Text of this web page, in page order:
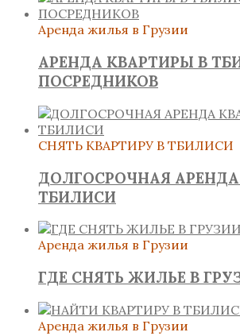
Аренда жилья в Грузии
АРЕНДА КВАРТИРЫ В
ПОСРЕДНИКОВ
СНЯТЬ КВАРТИРУ В ТБИЛИСИ
ДОЛГОСРОЧНАЯ
ТБИЛИСИ
Аренда жилья в Грузии
ГДЕ СНЯТЬ ЖИЛЬЕ В
Аренда жилья в Грузии